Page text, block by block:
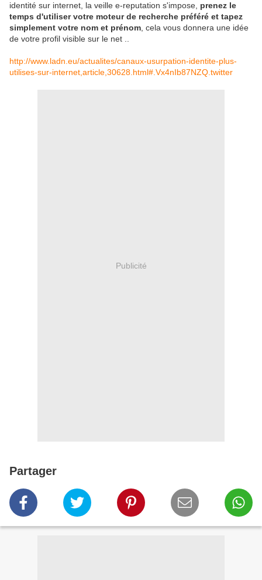
identité sur internet, la veille e-reputation s'impose, prenez le
temps d'utiliser votre moteur de recherche préféré et tapez
simplement votre nom et prénom , cela vous donnera une idée
de votre profil visible sur le net ..
http://www.ladn.eu/actualites/canaux-usurpation-identite-plus-
utilises-sur-internet,article,30628.html#.Vx4nIb87NZQ.twitter
Publicité
Partager